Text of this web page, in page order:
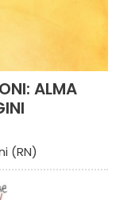
ALMA
(RN)